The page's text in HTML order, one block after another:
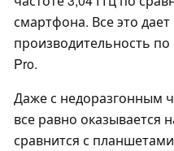
смартфона. Все это
производительность
Pro.
Даже с недоразгонным
все равно оказывается
сравнится с